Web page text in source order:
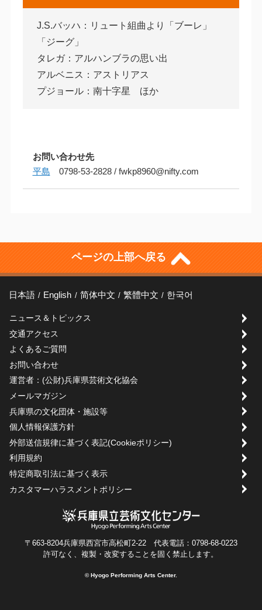
J.S.バッハ：リュート組曲より「ブーレ」
「ジーグ」
タレガ：アルハンブラの思い出
アルベニス：アストリアス
プジョール：南十字星 ほか
お問い合わせ先
平島 0798-53-2828 / fwkp8960@nifty.com
ページの上部へ戻る
日本語 English 简体中文 繁體中文 한국어
ニュース＆トピックス
交通アクセス
よくあるご質問
お問い合わせ
運営者：(公財)兵庫県芸術文化協会
メールマガジン
兵庫県の文化団体・施設等
個人情報保護方針
外部送信規律に基づく表記(Cookieポリシー)
利用規約
特定商取引法に基づく表示
カスタマーハラスメントポリシー
〒663-8204兵庫県西宮市高松町2-22 代表電話：0798-68-0223
許可なく、複製・改変することを固く禁止します。
© Hyogo Performing Arts Center.